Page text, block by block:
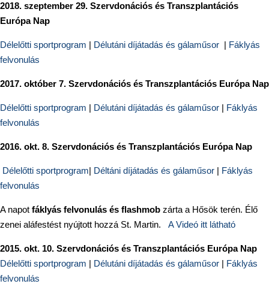
2018. szeptember 29. Szervdonációs és Transzplantációs
Európa Nap
Délelőtti sportprogram | Délutáni díjátadás és gálaműsor | Fáklyás
felvonulás
2017. október 7. Szervdonációs és Transzplantációs Európa Nap
Délelőtti sportprogram | Délutáni díjátadás és gálaműsor | Fáklyás
felvonulás
2016. okt. 8. Szervdonációs és Transzplantációs Európa Nap
Délelőtti sportprogram| Déltáni díjátadás és gálaműsor | Fáklyás
felvonulás
A napot fáklyás felvonulás és flashmob zárta a Hősök terén. Élő
zenei aláfestést nyújtott hozzá St. Martin.
A Videó itt látható
2015. okt. 10. Szervdonációs és Transzplantációs Európa Nap
Délelőtti sportprogram | Délutáni díjátadás és gálaműsor | Fáklyás
felvonulás